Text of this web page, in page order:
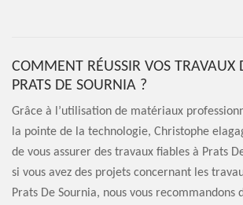
COMMENT RÉUSSIR VOS TRAVAUX
PRATS DE SOURNIA ?
Grâce à l’utilisation de matériaux
la pointe de la technologie, Christophe
de vous assurer des travaux fiables à Prats
si vous avez des projets concernant les
Prats De Sournia, nous vous recommandons